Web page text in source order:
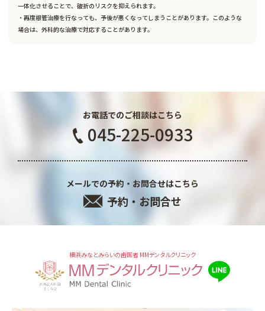
一体化させることで、破折のリスクを抑えられます。
・再度根管治療を行なっても、予後が悪くなってしまうことがあります。このような
場合は、外科的な治療で対応することがあります。
お電話でのご相談はこちら
045-225-0933
メールでの予約・お問合せはこちら
予約・お問合せ
横浜みなとみらいの歯医者 MMデンタルクリニック